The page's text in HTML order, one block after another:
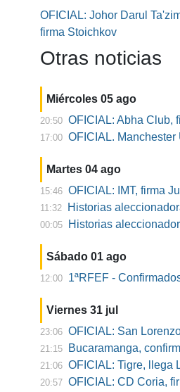
OFICIAL: Johor Darul
firma Stoichkov
Otras noticias
Miércoles 05 ago
20:50 OFICIAL: Abha Club,
17:00 OFICIAL. Manchester
Martes 04 ago
15:46 OFICIAL: IMT, firma
11:32 Historias
00:05 Historias
Sábado 01 ago
12:00 1ªRFEF -
Viernes 31 jul
23:06 OFICIAL: San
21:15 Bucaramanga,
21:06 OFICIAL: Tigre, llega
20:57 OFICIAL: CD Coria,